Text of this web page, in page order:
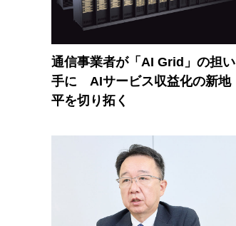
通信事業者が「AI Grid」の担い
手に AIサービス収益化の新地
平を切り拓く